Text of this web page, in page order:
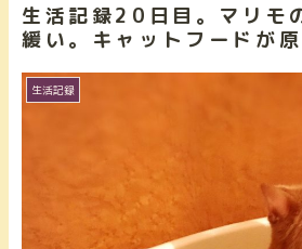
生活記録20日目。マリモ
緩い。キャットフードが
生活記録